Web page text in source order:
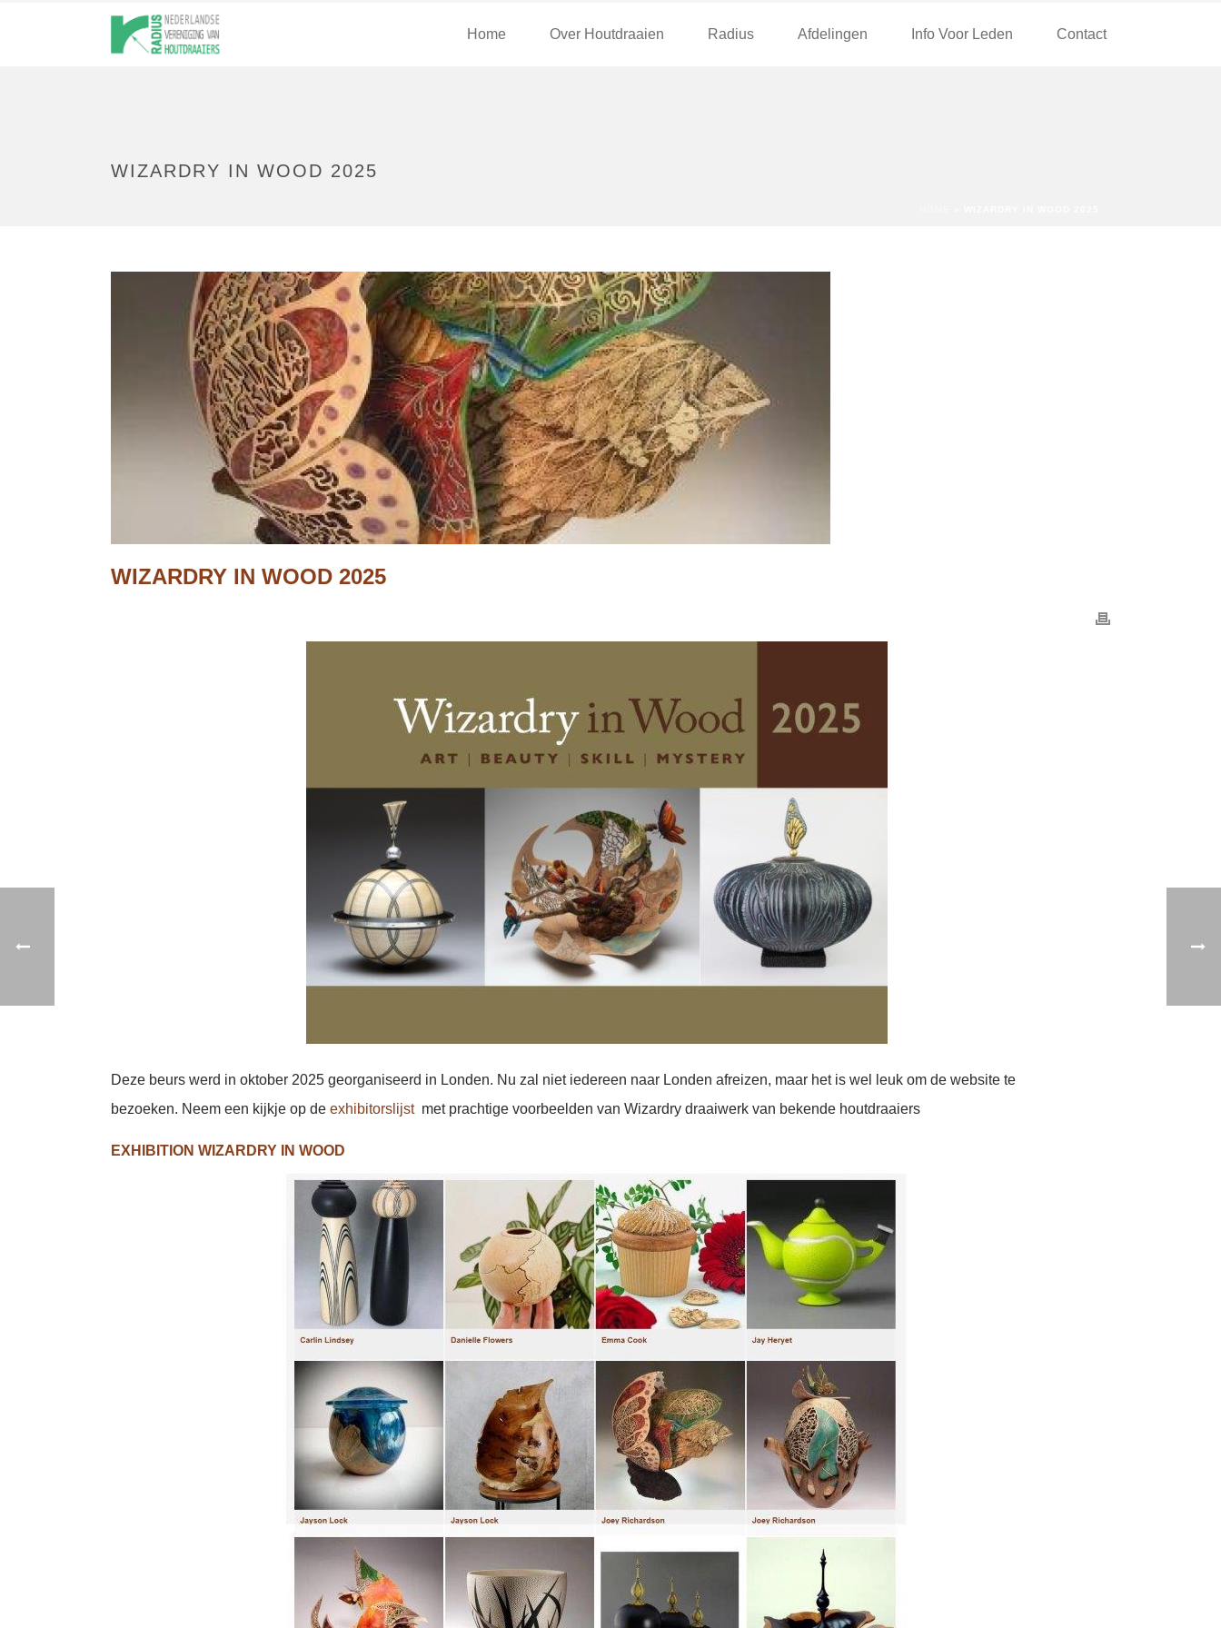
Home Over Houtdraaien Radius Afdelingen Info Voor Leden Contact
WIZARDRY IN WOOD 2025
WIZARDRY IN WOOD 2025
Deze beurs werd in oktober 2025 georganiseerd in Londen. Nu zal niet iedereen naar Londen afreizen, maar het is wel leuk om de website te
bezoeken. Neem een kijkje op de exhibitorslijstmet prachtige voorbeelden van Wizardry draaiwerk van bekende houtdraaiers
EXHIBITION WIZARDRY IN WOOD